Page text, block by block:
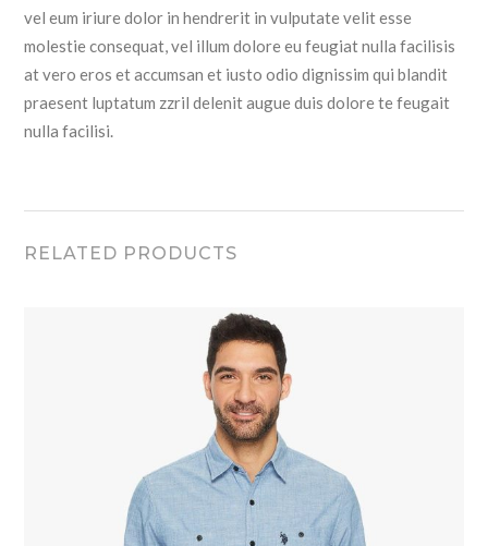
vel eum iriure dolor in hendrerit in vulputate velit esse
molestie consequat, vel illum dolore eu feugiat nulla facilisis
at vero eros et accumsan et iusto odio dignissim qui blandit
praesent luptatum zzril delenit augue duis dolore te feugait
nulla facilisi.
RELATED PRODUCTS